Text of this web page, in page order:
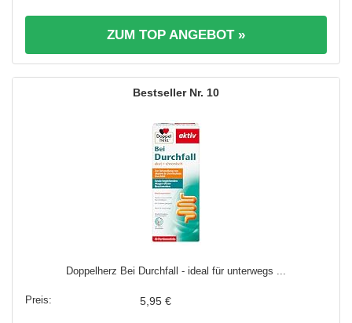
ZUM TOP ANGEBOT »
10
Doppelherz Bei Durchfall - ideal für unterwegs ...
5,95 €